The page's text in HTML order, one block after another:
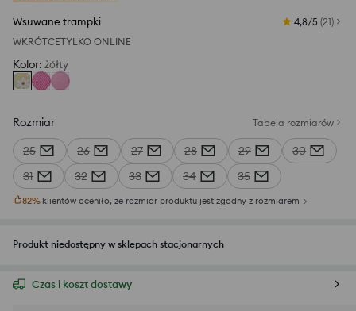
Wsuwane trampki 4,8/5 (21)
WKRÓTCETYLKO ONLINE
Kolor: żółty
Rozmiar Tabela rozmiarów
25 26 27 28 29
30
31
32 33 34 35
82% klientów oceniło, że rozmiar produktu jest zgodny z rozmiarem
Produkt niedostępny w sklepach stacjonarnych
Czas i koszt dostawy